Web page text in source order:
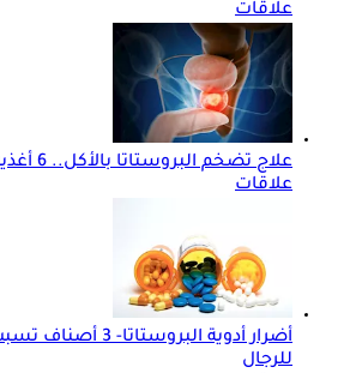
علاقات
علاج تضخم البروستاتا بالأكل.. 6 أغذية تساعد على تصغيرها
علاقات
أضرار أدوية
للرجال